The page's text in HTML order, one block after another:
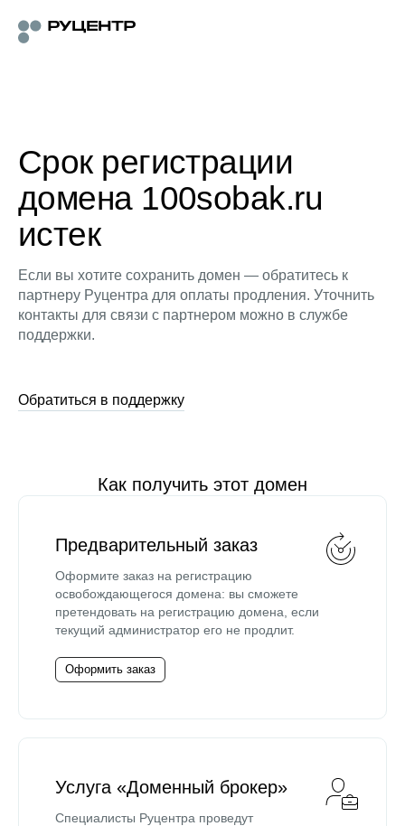
Срок регистрации
домена 100sobak.ru
истек
Если вы хотите сохранить домен — обратитесь к
партнеру Руцентра для оплаты продления. Уточнить
контакты для связи с партнером можно в службе
поддержки.
Обратиться в поддержку
Как получить этот домен
Предварительный заказ
Оформите заказ на регистрацию
освобождающегося домена: вы сможете
претендовать на регистрацию домена, если
текущий администратор его не продлит.
Оформить заказ
Услуга «Доменный брокер»
Специалисты Руцентра проведут